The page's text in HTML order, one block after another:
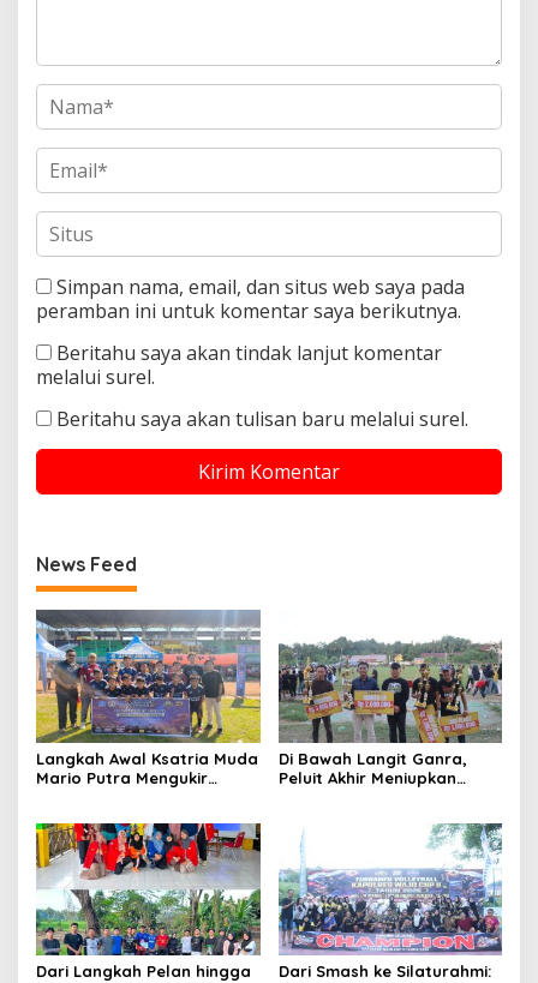
Simpan nama, email, dan situs web saya pada
peramban ini untuk komentar saya berikutnya.
Beritahu saya akan tindak lanjut komentar
melalui surel.
Beritahu saya akan tulisan baru melalui surel.
News Feed
Langkah Awal Ksatria Muda
Mario Putra Mengukir
Di Bawah Langit Ganra,
Peluit Akhir Meniupkan
Dari Langkah Pelan hingga
Dari Smash ke Silaturahmi: